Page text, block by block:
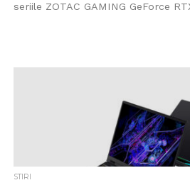
seriile ZOTAC GAMING GeForce
STIRI